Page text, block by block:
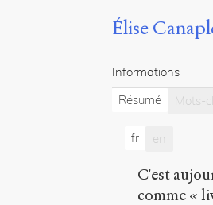
Élise
Informations
Résumé
Mots-
fr en
C'est
comme «